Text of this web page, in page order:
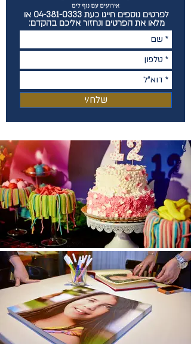
לפרטים נוספים חייגו כעת 04-381-0333 או
מלאו את הפרטים ונחזור אליכם בהקדם:
שלח/י